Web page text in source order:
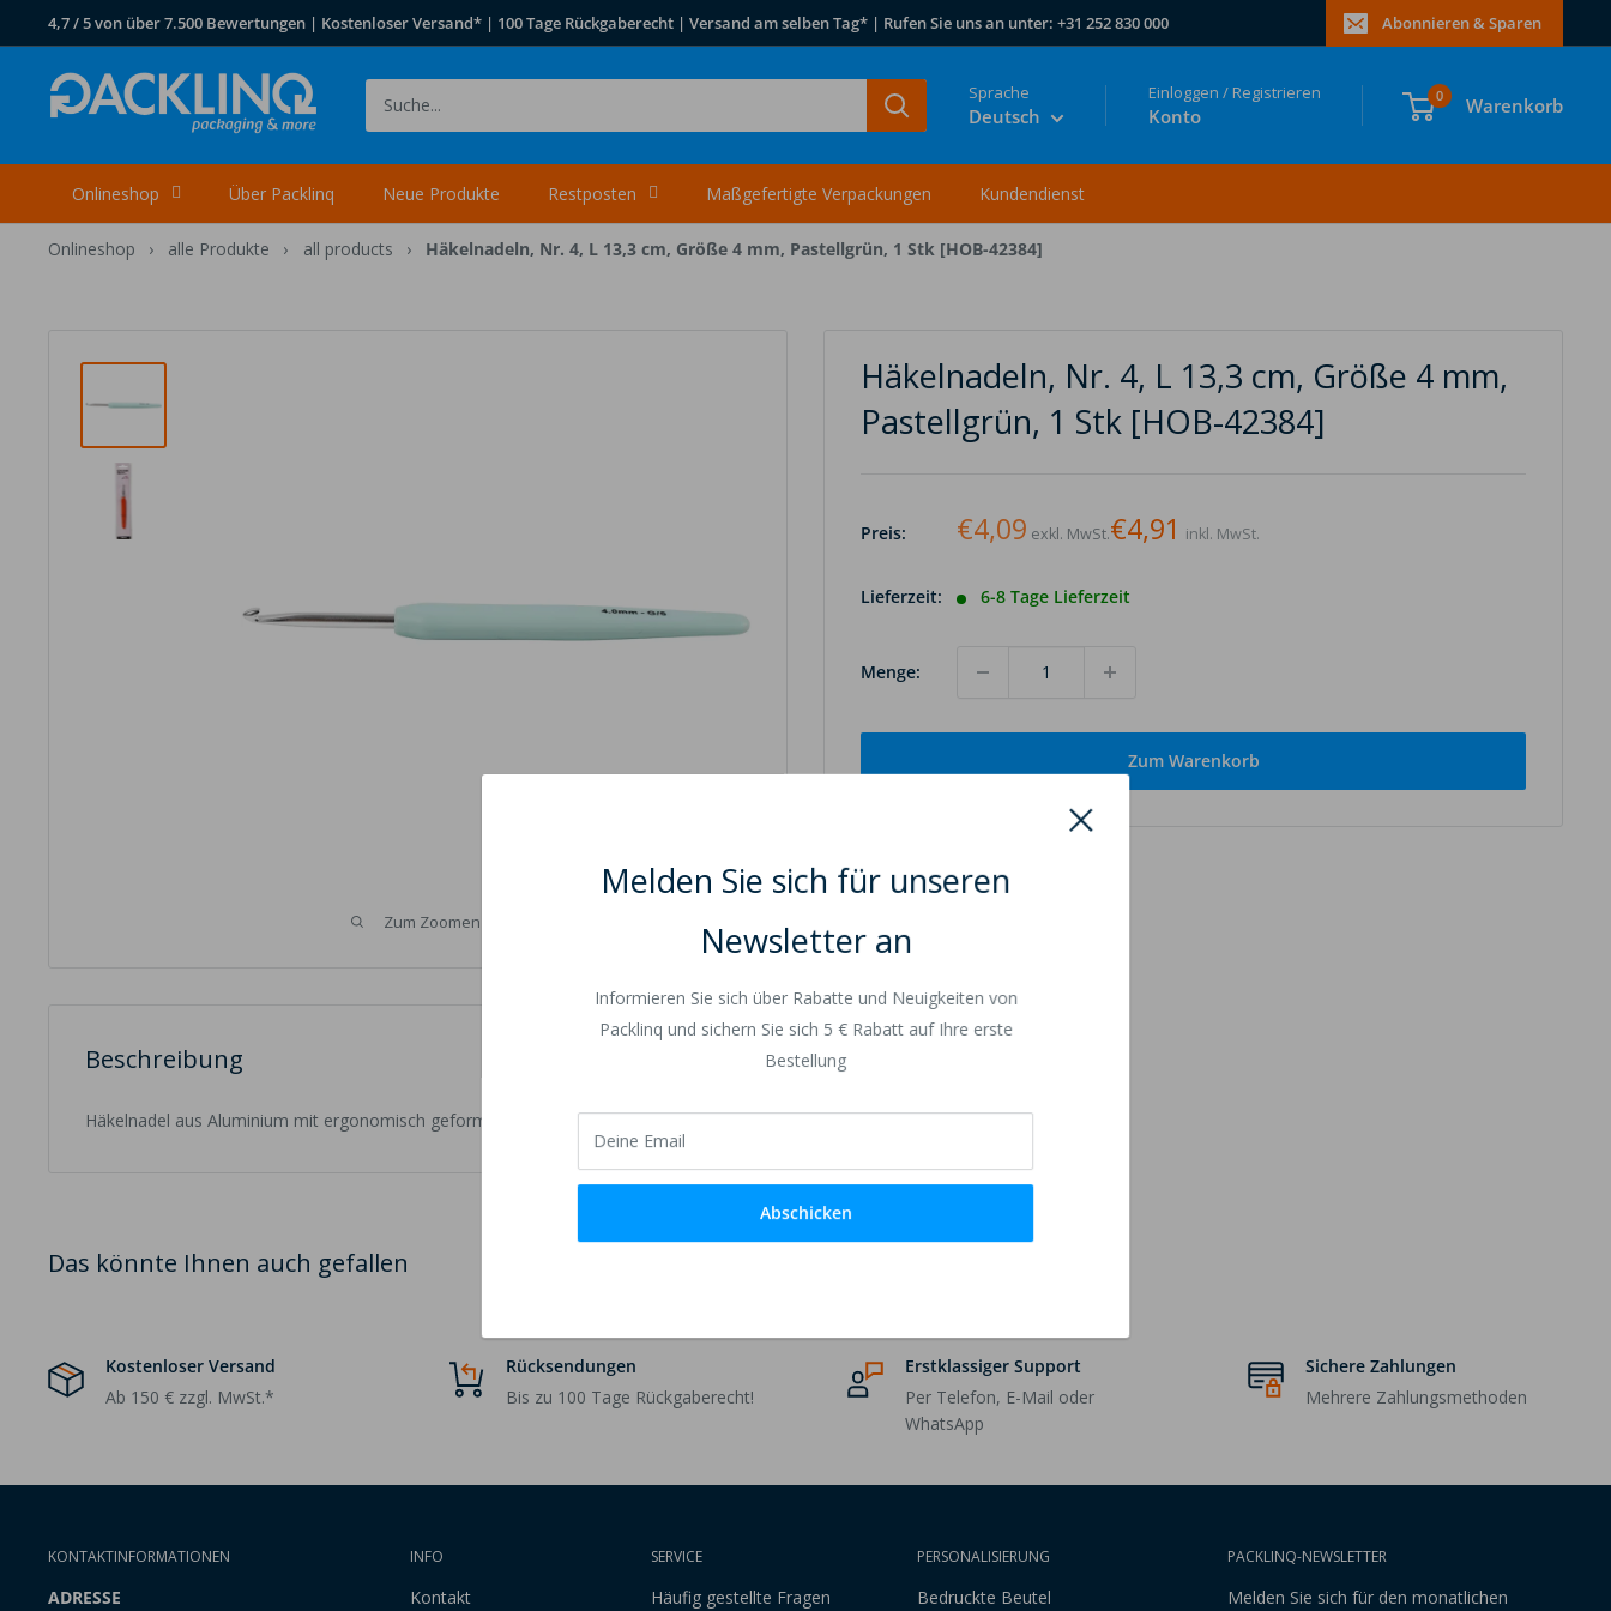
zum
4,7 / 5 von über 7.500 Bewertungen | Kostenloser Versand* | 100 Tage Rückgaberecht | Versand am selben Tag* | Rufen Sie uns an unter: +31 252 830 000 Abonnieren & Sparen
Packlinq Sprache
Deutsch
Einloggen / Registrieren
Konto
0 Warenkorb
Onlineshop Über Packlinq Neue Produkte Restposten Maßgefertigte Verpackungen Kundendienst
Onlineshop › alle Produkte › all products › Häkelnadeln, Nr. 4, L 13,3 cm, Größe 4 mm, Pastellgrün, 1 Stk [HOB-42384]
Melden Sie sich für unseren
Newsletter an
Informieren Sie sich über Rabatte und Neuigkeiten von
Packlinq und sichern Sie sich 5 € Rabatt auf Ihre erste
Bestellung
Deine Email
Abschicken
Zum Zoomen über das Bild scrollen
Häkelnadeln, Nr. 4, L 13,3 cm, Größe 4 mm,
Pastellgrün, 1 Stk [HOB-42384]
Preis: €4,09 exkl. MwSt.€4,91 inkl. MwSt.
Lieferzeit: 6-8 Tage Lieferzeit
Menge:
Zum Warenkorb
Beschreibung
Häkelnadel aus Aluminium mit ergonomisch geformtem Soft Touch-Kunststoffgriff
Das könnte Ihnen auch gefallen
Kostenloser Versand
Ab 150 € zzgl. MwSt.*
Rücksendungen
Bis zu 100 Tage Rückgaberecht!
Erstklassiger Support
Per Telefon, E-Mail oder
WhatsApp
Sichere Zahlungen
Mehrere Zahlungsmethoden
KONTAKTINFORMATIONEN
ADRESSE
INFO
Kontakt
SERVICE
Häufig gestellte Fragen
PERSONALISIERUNG
Bedruckte Beutel
PACKLINQ-NEWSLETTER
Melden Sie sich für den monatlichen